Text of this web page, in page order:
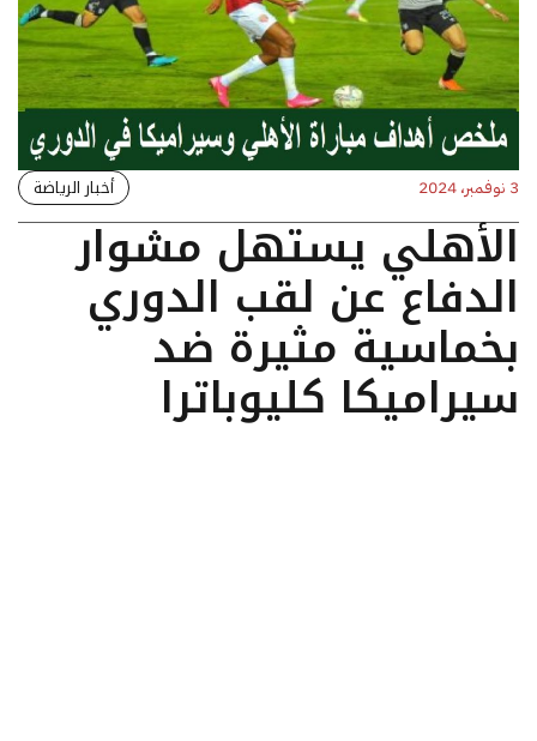
3 نوفمبر، 2024 أخبار الرياضة
الأهلي يستهل مشوار
الدفاع عن لقب الدوري
بخماسية مثيرة ضد
سيراميكا كليوباترا